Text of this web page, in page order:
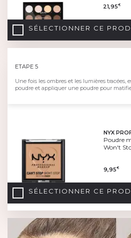
21,95€
SÉLECTIONNER CE
ETAPE 5
Une fois les ombres et les lumières tracées,
poudre et appliquer une poudre pour
NYX
Poudre
Won't
9,95€
SÉLECTIONNER CE